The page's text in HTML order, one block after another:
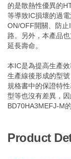
的是散熱性優異的
等導致IC損壞的過
ON/OFF開關、防
路。另外，本產品
延長壽命。
本IC是為提高生產
生產線後形成的型
規格書中的保證特
型等也沒有差異，
BD70HA3MEFJ-M的
Product